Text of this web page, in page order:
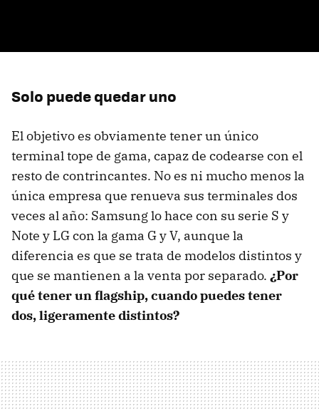
Solo puede quedar uno
El objetivo es obviamente tener un único
terminal tope de gama, capaz de codearse con el
resto de contrincantes. No es ni mucho menos la
única empresa que renueva sus terminales dos
veces al año: Samsung lo hace con su serie S y
Note y LG con la gama G y V, aunque la
diferencia es que se trata de modelos distintos y
que se mantienen a la venta por separado. ¿Por
qué tener un flagship, cuando puedes tener
dos, ligeramente distintos?